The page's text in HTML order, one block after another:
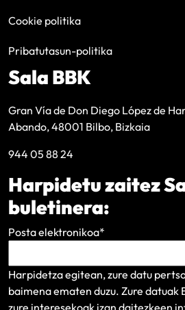
Cookie politika
Pribatutasun-politika
Sala BBK
Gran Vía de Don Diego López de
Abando, 48001 Bilbo, Bizkaia
944 05 88 24
Harpidetu zaitez
buletinera:
Posta elektronikoa*
Harpidetza egitean, zure datu
baimena ematen duzu. Zure datuak
zure interesekoak izan daitezkeen